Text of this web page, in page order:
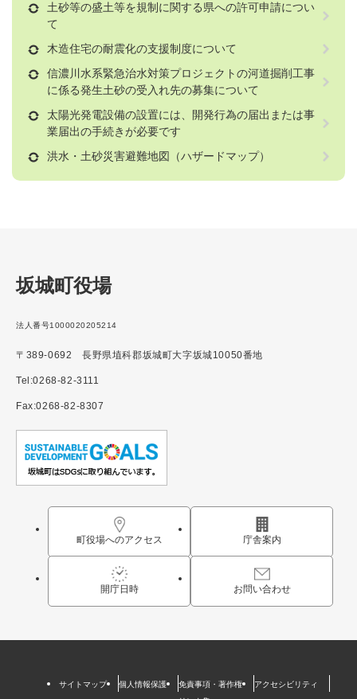
土砂等の盛土等を規制に関する県への許可申請につい
て
木造住宅の耐震化の支援制度について
信濃川水系緊急治水対策プロジェクトの河道掘削工事
に係る発生土砂の受入れ先の募集について
太陽光発電設備の設置には、開発行為の届出または事
業届出の手続きが必要です
洪水・土砂災害避難地図（ハザードマップ）
坂城町役場
法人番号1000020205214
〒389-0692 長野県埴科郡坂城町大字坂城10050番地
Tel:0268-82-3111
Fax:0268-82-8307
町役場へのアクセス 庁舎案内
開庁日時 お問い合わせ
サイトマップ 個人情報保護 免責事項・著作権
アクセシビリティ